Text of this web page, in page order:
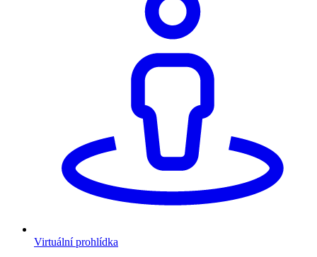
Virtuální prohlídka